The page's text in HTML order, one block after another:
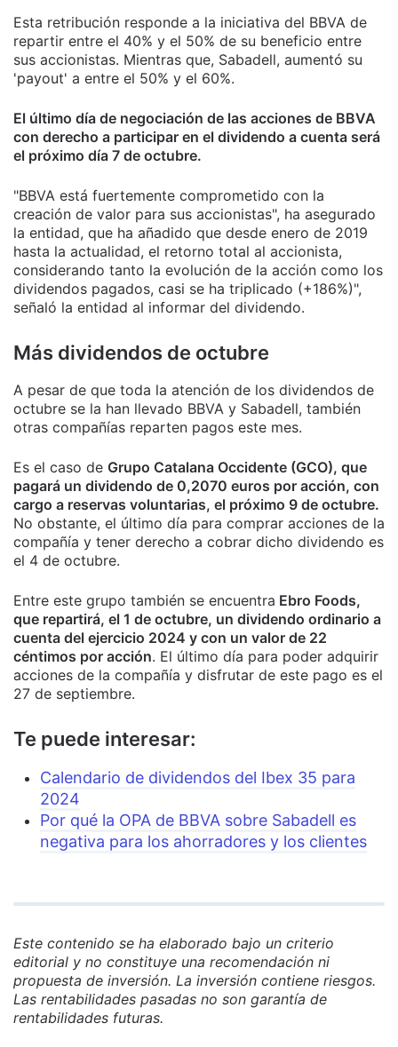
Esta retribución responde a la iniciativa del BBVA de
repartir entre el 40% y el 50% de su beneficio entre
sus accionistas. Mientras que, Sabadell, aumentó su
'payout' a entre el 50% y el 60%.
El último día de negociación de las acciones de BBVA
con derecho a participar en el dividendo a cuenta será
el próximo día 7 de octubre.
"BBVA está fuertemente comprometido con la
creación de valor para sus accionistas", ha asegurado
la entidad, que ha añadido que desde enero de 2019
hasta la actualidad, el retorno total al accionista,
considerando tanto la evolución de la acción como los
dividendos pagados, casi se ha triplicado (+186%)",
señaló la entidad al informar del dividendo.
Más dividendos de octubre
A pesar de que toda la atención de los dividendos de
octubre se la han llevado BBVA y Sabadell, también
otras compañías reparten pagos este mes.
Es el caso de Grupo Catalana Occidente (GCO), que
pagará un dividendo de 0,2070 euros por acción, con
cargo a reservas voluntarias, el próximo 9 de octubre.
No obstante, el último día para comprar acciones de la
compañía y tener derecho a cobrar dicho dividendo es
el 4 de octubre.
Entre este grupo también se encuentra Ebro Foods,
que repartirá, el 1 de octubre, un dividendo ordinario a
cuenta del ejercicio 2024 y con un valor de 22
céntimos por acción. El último día para poder adquirir
acciones de la compañía y disfrutar de este pago es el
27 de septiembre.
Te puede interesar:
Calendario de dividendos del Ibex 35 para
2024
Por qué la OPA de BBVA sobre Sabadell es
negativa para los ahorradores y los clientes
Este contenido se ha elaborado bajo un criterio
editorial y no constituye una recomendación ni
propuesta de inversión. La inversión contiene riesgos.
Las rentabilidades pasadas no son garantía de
rentabilidades futuras.